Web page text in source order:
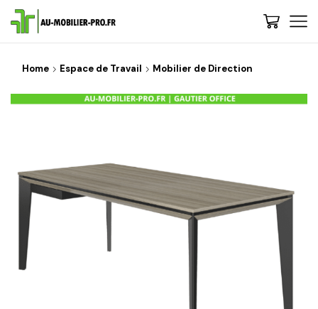
Home Espace de Travail Mobilier de Direction